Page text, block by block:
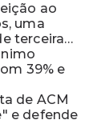
ao
uma
terceira
39% e
de ACM
e defende